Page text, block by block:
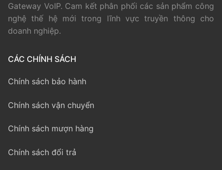
Gateway VoIP. Cam kết phân phối các sản phẩm công
nghệ thế hệ mới trong lĩnh vực truyền thông cho
doanh nghiệp.
CÁC CHÍNH SÁCH
Chính sách bảo hành
Chính sách vận chuyển
Chính sách mượn hàng
Chính sách đổi trả